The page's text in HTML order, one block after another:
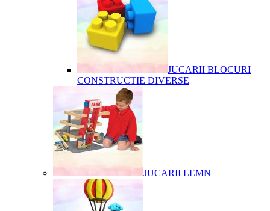
JUCARII BLOCURI
CONSTRUCTIE DIVERSE
JUCARII LEMN